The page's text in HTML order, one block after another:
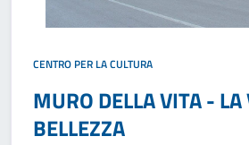
CENTRO PER LA CULTURA
MURO DELLA VITA - LA
BELLEZZA